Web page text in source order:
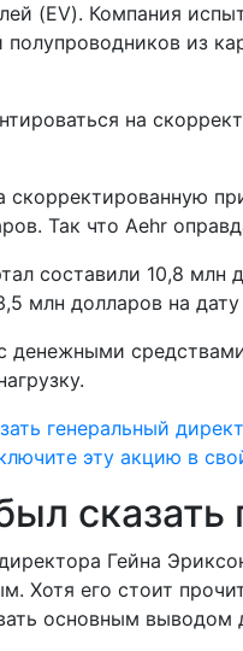
(EV). Компания
из
на
скорректированную
Так что Aehr
составили 10,8
млн долларов на
денежными
генеральный
эту акцию в
Гейна
Хотя его стоит
основным выводом